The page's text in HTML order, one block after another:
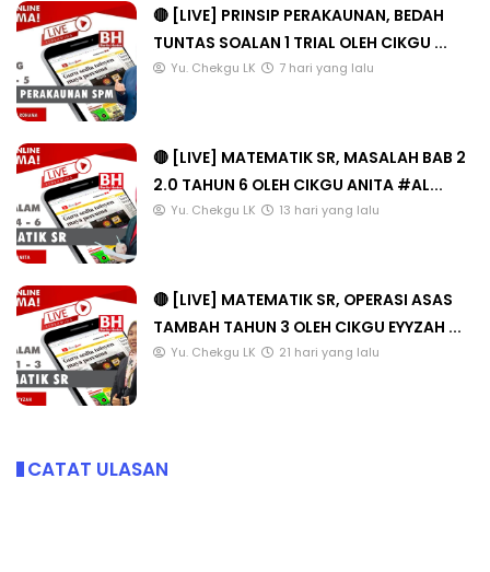
🔴 [LIVE] PRINSIP PERAKAUNAN, BEDAH
TUNTAS SOALAN 1 TRIAL OLEH CIKGU ...
Yu. Chekgu LK 7 hari yang lalu
🔴 [LIVE] MATEMATIK SR, MASALAH BAB 2
2.0 TAHUN 6 OLEH CIKGU ANITA #AL...
Yu. Chekgu LK 13 hari yang lalu
🔴 [LIVE] MATEMATIK SR, OPERASI ASAS
TAMBAH TAHUN 3 OLEH CIKGU EYYZAH ...
Yu. Chekgu LK 21 hari yang lalu
CATAT ULASAN